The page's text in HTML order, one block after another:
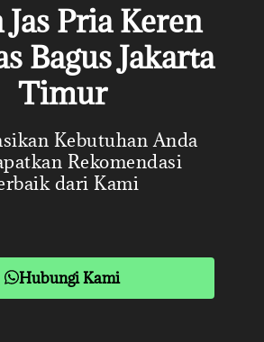
Jas Pria Keren
Bagus Jakarta
Timur
Kebutuhan Anda
Rekomendasi
dari Kami
Hubungi Kami